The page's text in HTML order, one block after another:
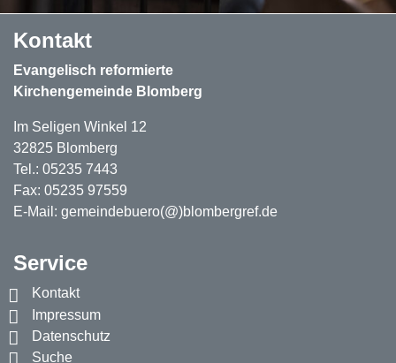
Kontakt
Evangelisch reformierte
Kirchengemeinde Blomberg
Im Seligen Winkel 12
32825 Blomberg
Tel.: 05235 7443
Fax: 05235 97559
E-Mail: gemeindebuero(@)blombergref.de
Service
Kontakt
Impressum
Datenschutz
Suche